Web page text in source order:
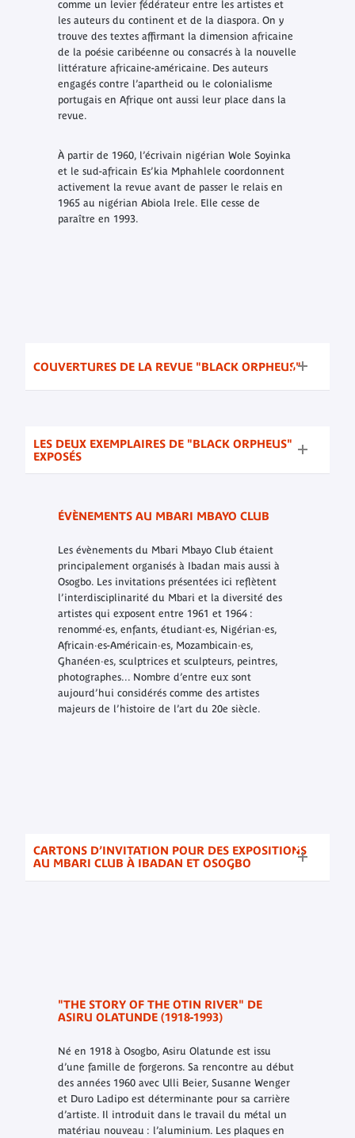
comme un levier fédérateur entre les artistes et
les auteurs du continent et de la diaspora. On y
trouve des textes affirmant la dimension africaine
de la poésie caribéenne ou consacrés à la nouvelle
littérature africaine-américaine. Des auteurs
engagés contre l’apartheid ou le colonialisme
portugais en Afrique ont aussi leur place dans la
revue.
À partir de 1960, l’écrivain nigérian Wole Soyinka
et le sud-africain Es’kia Mphahlele coordonnent
activement la revue avant de passer le relais en
1965 au nigérian Abiola Irele. Elle cesse de
paraître en 1993.
COUVERTURES DE LA REVUE "BLACK ORPHEUS"
LES DEUX EXEMPLAIRES DE "BLACK ORPHEUS"
EXPOSÉS
ÉVÈNEMENTS AU MBARI MBAYO CLUB
Les évènements du Mbari Mbayo Club étaient
principalement organisés à Ibadan mais aussi à
Osogbo. Les invitations présentées ici reflètent
l’interdisciplinarité du Mbari et la diversité des
artistes qui exposent entre 1961 et 1964 :
renommé·es, enfants, étudiant·es, Nigérian·es,
Africain·es-Américain·es, Mozambicain·es,
Ghanéen·es, sculptrices et sculpteurs, peintres,
photographes... Nombre d’entre eux sont
aujourd’hui considérés comme des artistes
majeurs de l’histoire de l’art du 20e siècle.
CARTONS D’INVITATION POUR DES EXPOSITIONS
AU MBARI CLUB À IBADAN ET OSOGBO
"THE STORY OF THE OTIN RIVER" DE
ASIRU OLATUNDE (1918-1993)
Né en 1918 à Osogbo, Asiru Olatunde est issu
d’une famille de forgerons. Sa rencontre au début
des années 1960 avec Ulli Beier, Susanne Wenger
et Duro Ladipo est déterminante pour sa carrière
d’artiste. Il introduit dans le travail du métal un
matériau nouveau : l’aluminium. Les plaques en